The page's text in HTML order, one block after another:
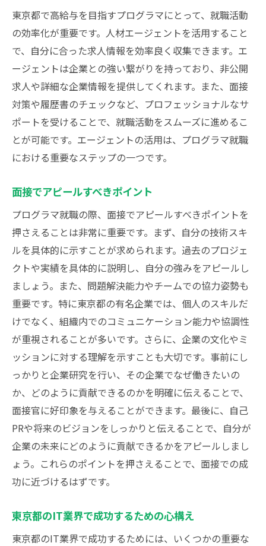
東京都で高給与を目指すプログラマにとって、就職活動
の効率化が重要です。人材エージェントを活用すること
で、自分に合った求人情報を効率良く収集できます。エ
ージェントは企業との強い繋がりを持っており、非公開
求人や詳細な企業情報を提供してくれます。また、面接
対策や履歴書のチェックなど、プロフェッショナルなサ
ポートを受けることで、就職活動をスムーズに進めるこ
とが可能です。エージェントの活用は、プログラマ就職
における重要なステップの一つです。
面接でアピールすべきポイント
プログラマ就職の際、面接でアピールすべきポイントを
押さえることは非常に重要です。まず、自分の技術スキ
ルを具体的に示すことが求められます。過去のプロジェ
クトや実績を具体的に説明し、自分の強みをアピールし
ましょう。また、問題解決能力やチームでの協力姿勢も
重要です。特に東京都の有名企業では、個人のスキルだ
けでなく、組織内でのコミュニケーション能力や協調性
が重視されることが多いです。さらに、企業の文化やミ
ッションに対する理解を示すことも大切です。事前にし
っかりと企業研究を行い、その企業でなぜ働きたいの
か、どのように貢献できるのかを明確に伝えることで、
面接官に好印象を与えることができます。最後に、自己
PRや将来のビジョンをしっかりと伝えることで、自分が
企業の未来にどのように貢献できるかをアピールしまし
ょう。これらのポイントを押さえることで、面接での成
功に近づけるはずです。
東京都のIT業界で成功するための心構え
東京都のIT業界で成功するためには、いくつかの重要な